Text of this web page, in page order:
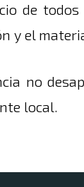
de
y el
no
local.